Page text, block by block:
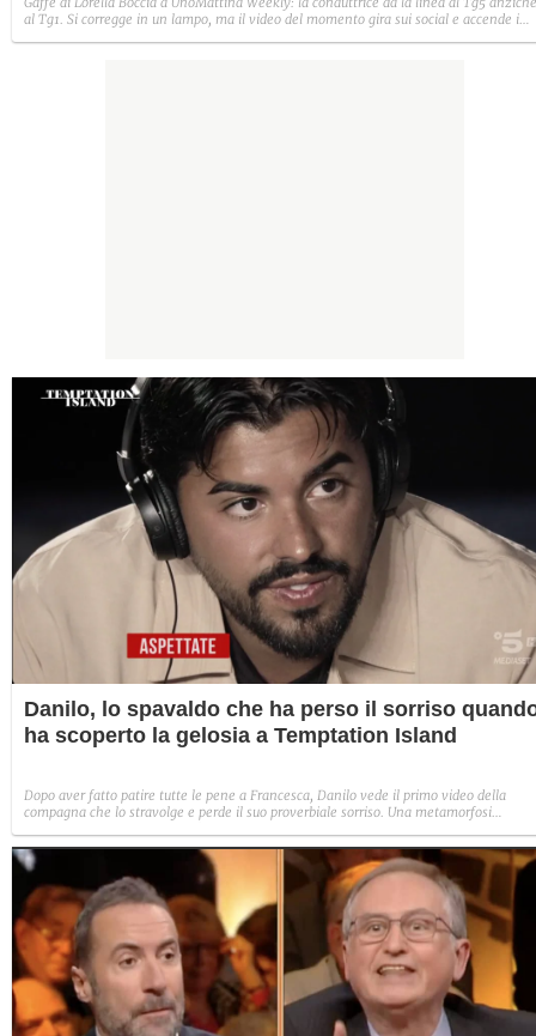
al Tg1. Si corregge in un lampo, ma il video del momento gira sui social e accende i
Danilo, lo spavaldo che ha perso il sorriso
ha scoperto la gelosia a Temptation Island
Dopo aver fatto patire tutte le pene a Francesca, Danilo vede il primo video della
compagna che lo stravolge e perde il suo proverbiale sorriso. Una metamorfosi